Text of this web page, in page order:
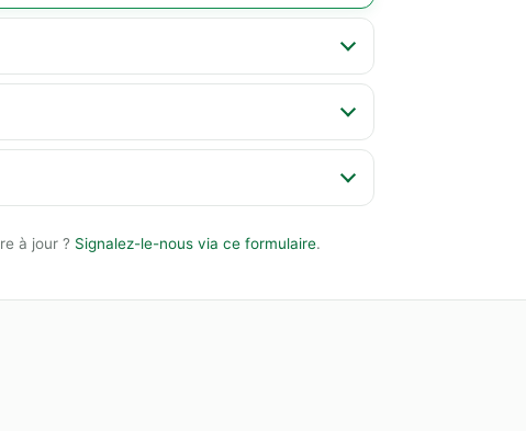
à jour ? Signalez-le-nous via ce formulaire.